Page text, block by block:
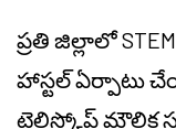
ప్రతి జిల్లాలో
హాస్టల్ ఏర్పాటు
టెలిస్కోప్ మౌలిక